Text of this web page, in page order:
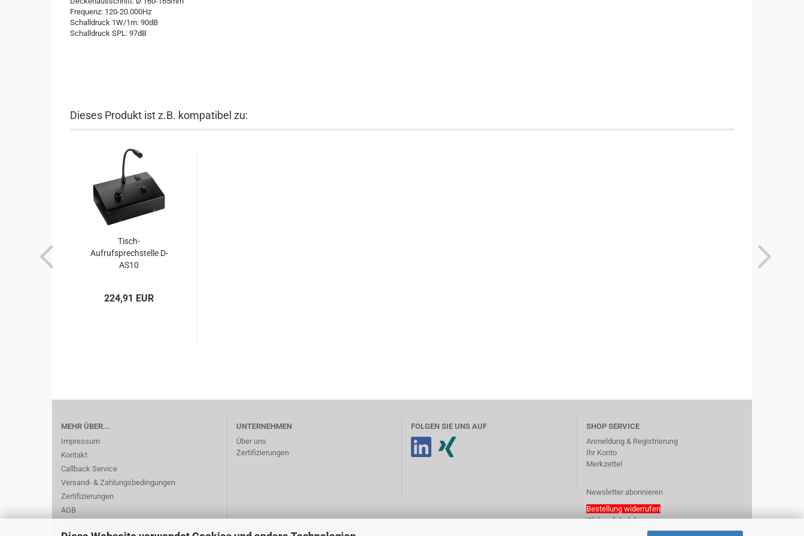
Frequenz: 120-20.000Hz
Schalldruck 1W/1m: 90dB
Schalldruck SPL: 97dB
Dieses Produkt ist z.B. kompatibel zu:
Tisch-
Aufrufsprechstelle D-
AS10
224,91 EUR
MEHR ÜBER...
Impressum
Kontakt
Callback Service
Versand- & Zahlungsbedingungen
Zertifizierungen
AGB
UNTERNEHMEN
Über uns
Zertifizierungen
FOLGEN SIE UNS AUF
SHOP SERVICE
Anmeldung & Registrierung
Ihr Konto
Merkzettel
Newsletter abonnieren
Bestellung widerrufen
Widerrufsbelehrung